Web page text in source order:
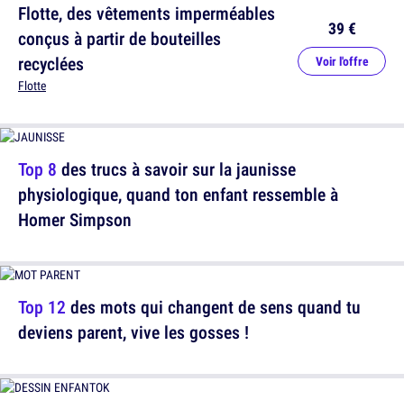
Flotte, des vêtements imperméables
conçus à partir de bouteilles
recyclées
Flotte
39 €
Voir l'offre
Top 12 des mots qui changent de sens quand tu
deviens parent, vive les gosses !
Top 8 des trucs à savoir sur la jaunisse
physiologique, quand ton enfant ressemble à
Homer Simpson